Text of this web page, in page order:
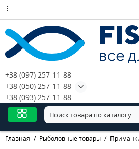
+38 (097) 257-11-88
+38 (050) 257-11-88
+38 (093) 257-11-88
Главная Рыболовные товары